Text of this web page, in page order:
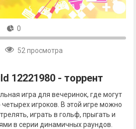
0
52 просмотра
12221980 - торрент
игра для вечеринок, где могут
игроков. В этой игре можно
играть в гольф, прыгать и
в серии динамичных раундов.